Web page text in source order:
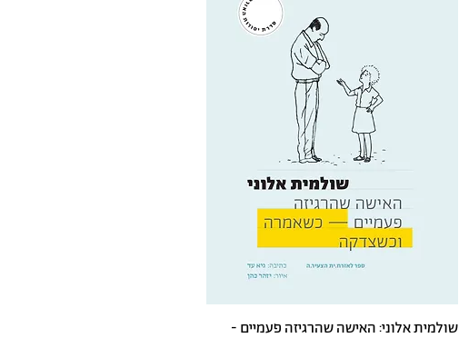
שולמית אלוני: האישה שהרגיזה פעמיים -